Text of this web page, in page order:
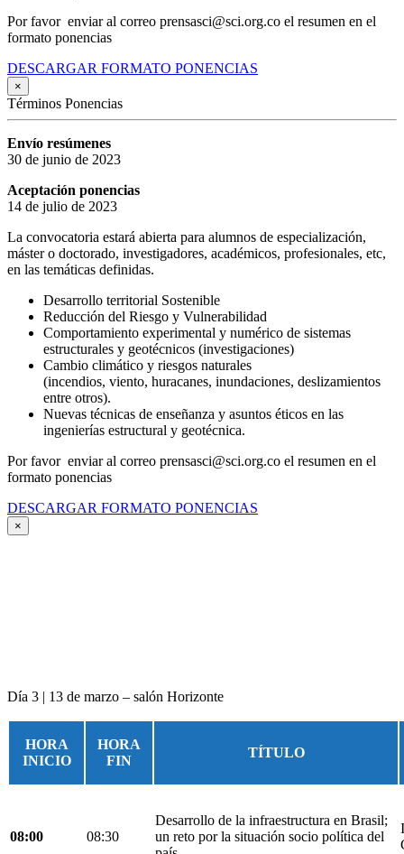
Por favor enviar al correo prensasci@sci.org.co el resumen en el
formato ponencias
DESCARGAR FORMATO PONENCIAS
×
Términos Ponencias
Envío resúmenes
30 de junio de 2023
Aceptación ponencias
14 de julio de 2023
La convocatoria estará abierta para alumnos de especialización,
máster o doctorado, investigadores, académicos, profesionales, etc,
en las temáticas definidas.
Desarrollo territorial Sostenible
Reducción del Riesgo y Vulnerabilidad
Comportamiento experimental y numérico de sistemas
estructurales y geotécnicos (investigaciones)
Cambio climático y riesgos naturales
(incendios, viento, huracanes, inundaciones, deslizamientos
entre otros).
Nuevas técnicas de enseñanza y asuntos éticos en las
ingenierías estructural y geotécnica.
Por favor enviar al correo prensasci@sci.org.co el resumen en el
formato ponencias
DESCARGAR FORMATO PONENCIAS
×
Día 3 | 13 de marzo – salón Horizonte
HORA
INICIO
HORA
FIN
TÍTULO
08:00 08:30
Desarrollo de la infraestructura en Brasil;
un reto por la situación socio política del